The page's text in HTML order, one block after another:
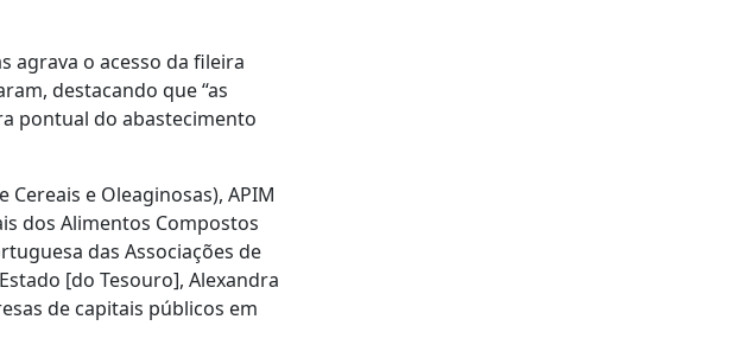
agrava o acesso da fileira
destacando que “as
pontual do abastecimento
e Oleaginosas), APIM
dos Alimentos Compostos
das Associações de
[do Tesouro], Alexandra
de capitais públicos em